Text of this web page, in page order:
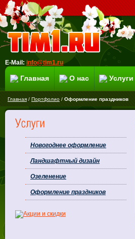
E-Mail: info@tim1.ru
Главная О нас Услуги
Главная/Портфолио/Оформление праздников
Новогоднее оформление
Ландшафтный дизайн
Озеленение
Оформление праздников